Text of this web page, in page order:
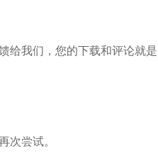
给我们，您的下载和评论就是
次尝试。